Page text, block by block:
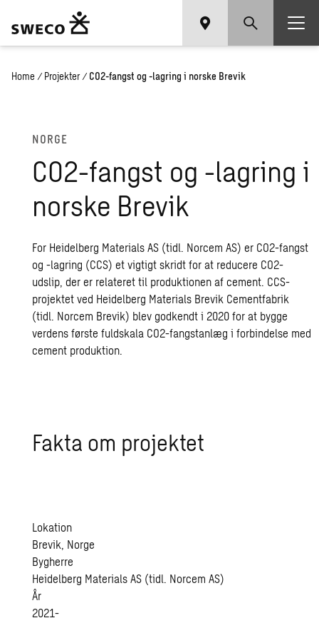
Home / Projekter / CO2-fangst og -lagring i norske Brevik
NORGE
CO2-fangst og -lag­ring i
nor­ske Bre­vik
For Heidelberg Materials AS (tidl. Norcem AS) er CO2-fangst
og -lagring (CCS) et vigtigt skridt for at reducere CO2-
udslip, der er relateret til produktionen af cement. CCS-
projektet ved Heidelberg Materials Brevik Cementfabrik
(tidl. Norcem Brevik) blev godkendt i 2020 for at bygge
verdens første fuldskala CO2-fangstanlæg i forbindelse med
cement produktion.
Fakta om pro­jek­tet
Lokation
Brevik, Norge
Bygherre
Heidelberg Materials AS (tidl. Norcem AS)
År
2021-